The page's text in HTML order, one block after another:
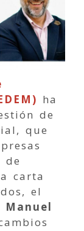
ha
de
que
de
carta
el
Manuel